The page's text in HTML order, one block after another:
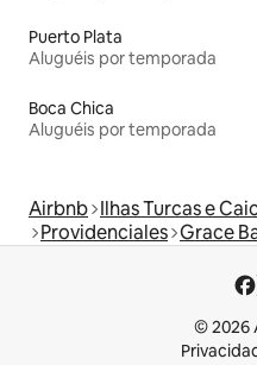
Puerto Plata
Aluguéis por temporada
Boca Chica
Aluguéis por temporada
Airbnb Ilhas Turcas e
Providenciales Grace
© 2026